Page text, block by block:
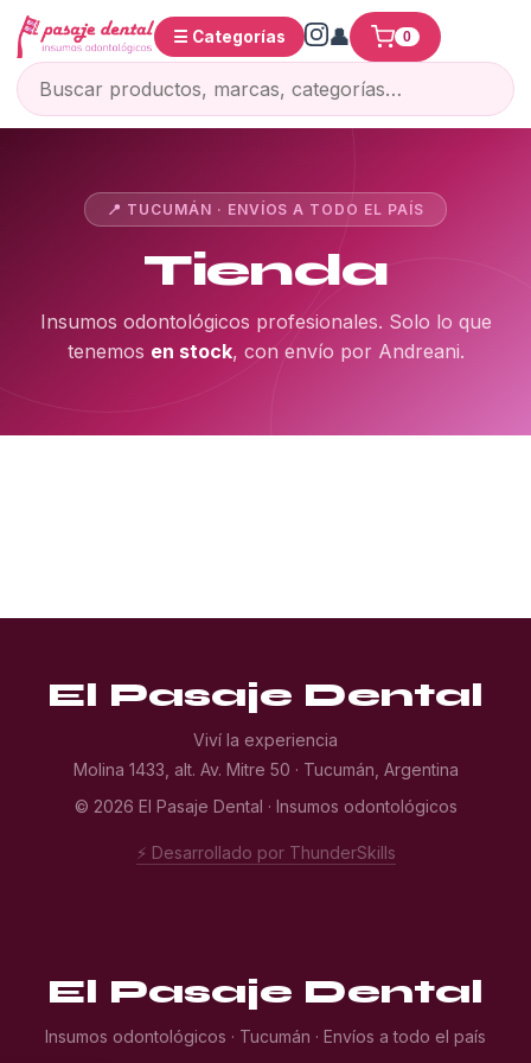
☰ Categorías 0
📍 TUCUMÁN · ENVÍOS A TODO EL PAÍS
Tienda
Insumos odontológicos profesionales. Solo lo que
tenemos en stock, con envío por Andreani.
El Pasaje Dental
Viví la experiencia
Molina 1433, alt. Av. Mitre 50 · Tucumán, Argentina
© 2026 El Pasaje Dental · Insumos odontológicos
⚡ Desarrollado por ThunderSkills
El Pasaje Dental
Insumos odontológicos · Tucumán · Envíos a todo el país